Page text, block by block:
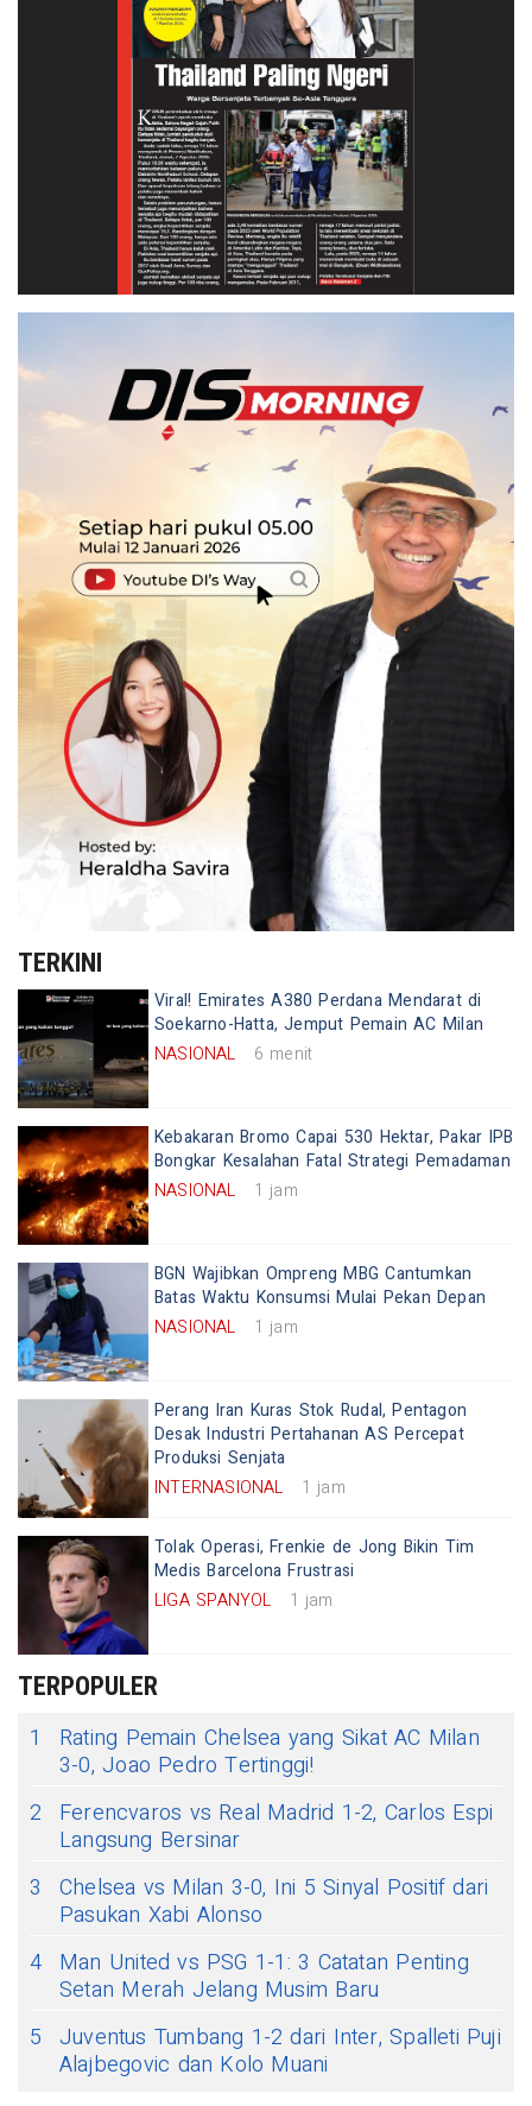
TERKINI
Viral! Emirates A380 Perdana Mendarat di
Soekarno-Hatta, Jemput Pemain AC Milan
NASIONAL
6 menit
Kebakaran Bromo Capai 530 Hektar, Pakar IPB
Bongkar Kesalahan Fatal Strategi Pemadaman
NASIONAL
1 jam
BGN Wajibkan Ompreng MBG Cantumkan
Batas Waktu Konsumsi Mulai Pekan Depan
NASIONAL
1 jam
Perang Iran Kuras Stok Rudal, Pentagon
Desak Industri Pertahanan AS Percepat
Produksi Senjata
INTERNASIONAL
1 jam
Tolak Operasi, Frenkie de Jong Bikin Tim
Medis Barcelona Frustrasi
LIGA SPANYOL
1 jam
TERPOPULER
1
Rating Pemain Chelsea yang Sikat AC Milan
3-0, Joao Pedro Tertinggi!
2
Ferencvaros vs Real Madrid 1-2, Carlos Espi
Langsung Bersinar
3
Chelsea vs Milan 3-0, Ini 5 Sinyal Positif dari
Pasukan Xabi Alonso
4 Man United vs PSG 1-1: 3 Catatan Penting
Setan Merah Jelang Musim Baru
5 Juventus Tumbang 1-2 dari Inter, Spalleti Puji
Alajbegovic dan Kolo Muani